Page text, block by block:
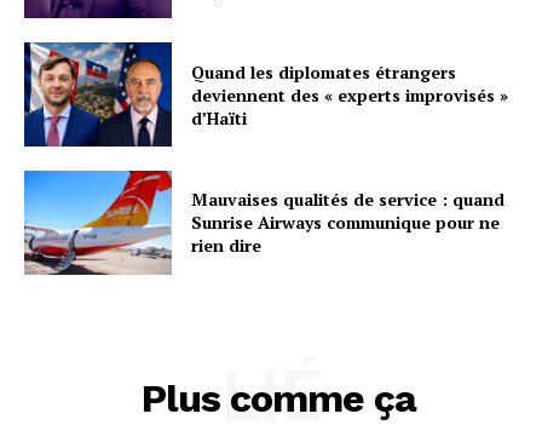
Quand les diplomates étrangers
deviennent des « experts improvisés »
d’Haïti
Mauvaises qualités de service : quand
Sunrise Airways communique pour ne
rien dire
Plus comme ça
LIÉ